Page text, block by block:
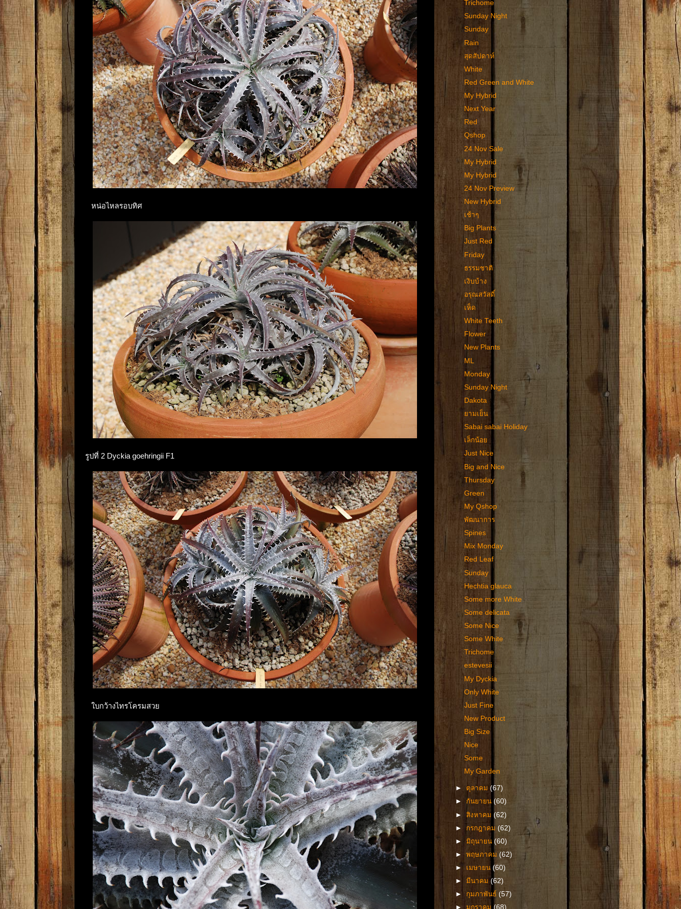
หน่อไหลรอบทิศ
รูปที่ 2 Dyckia goehringii F1
ใบกว้างไทรโครมสวย
Trichome
Sunday Night
Sunday
Rain
สุดสัปดาห์
White
Red Green and White
My Hybrid
Next Year
Red
Qshop
24 Nov Sale
My Hybrid
My Hybrid
24 Nov Preview
New Hybrid
เช้าๆ
Big Plants
Just Red
Friday
ธรรมชาติ
เงิบบ้าง
อรุณสวัสดิ์
เห็ด
White Teeth
Flower
New Plants
ML
Monday
Sunday Night
Dakota
ยามเย็น
Sabai sabai Holiday
เล็กน้อย
Just Nice
Big and Nice
Thursday
Green
My Qshop
พัฒนาการ
Spines
Mix Monday
Red Leaf
Sunday
Hechtia glauca
Some more White
Some delicata
Some Nice
Some White
Trichome
estevesii
My Dyckia
Only White
Just Fine
New Product
Big Size
Nice
Some
My Garden
► ตุลาคม(67)
► กันยายน(60)
►สิงหาคม(62)
► กรกฎาคม(62)
►มิถุนายน (60)
►พฤษภาคม(62)
► เมษายน(60)
►มีนาคม(62)
► กุมภาพันธ์(57)
►มกราคม (68)